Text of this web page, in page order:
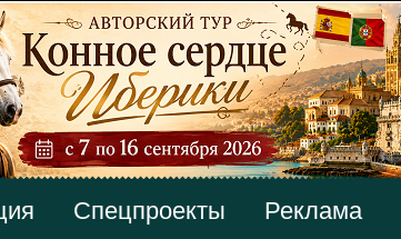
Спецпроекты Реклама